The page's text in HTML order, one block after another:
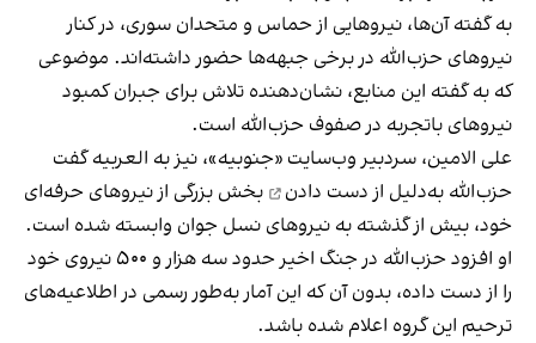
به گفته آن‌ها، نیروهایی از حماس و متحدان سوری، در کنار
نیروهای حزب‌الله در برخی جبهه‌ها حضور داشته‌اند. موضوعی
که به گفته این منابع، نشان‌دهنده تلاش برای جبران کمبود
نیروهای باتجربه در صفوف حزب‌الله است.
علی الامین، سردبیر وب‌سایت «جنوبیه»، نیز به العربیه گفت
حزب‌الله به‌دلیل از دست دادن
بخش بزرگی از نیروهای حرفه‌ای
خود، بیش از گذشته به نیروهای نسل جوان وابسته شده است.
او افزود حزب‌الله در جنگ اخیر حدود سه هزار و ۵۰۰ نیروی خود
را از دست داده، بدون آن که این آمار به‌طور رسمی در اطلاعیه‌های
ترحیم این گروه اعلام شده باشد.